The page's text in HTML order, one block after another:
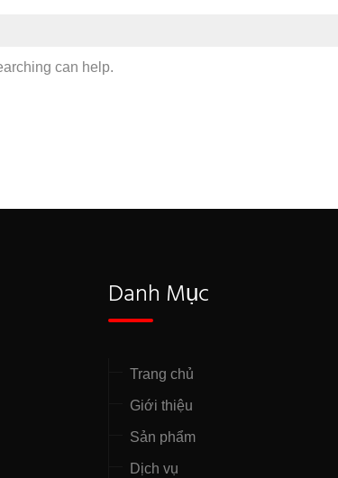
can help.
Danh Mục
Trang chủ
Giới thiệu
Sản phẩm
Dịch vụ